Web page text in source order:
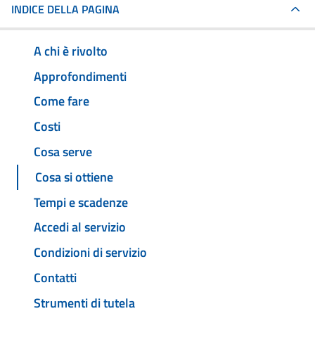
INDICE DELLA PAGINA
A chi è rivolto
Approfondimenti
Come fare
Costi
Cosa serve
Cosa si ottiene
Tempi e scadenze
Accedi al servizio
Condizioni di servizio
Contatti
Strumenti di tutela